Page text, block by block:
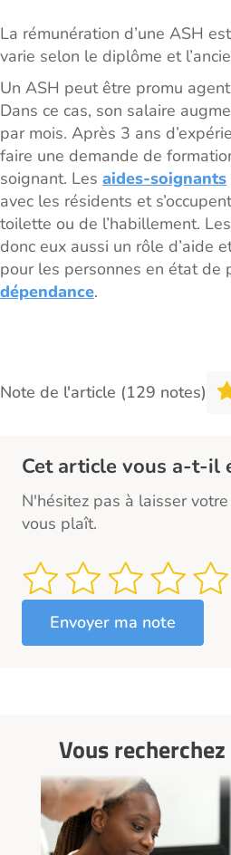
Vous
La rémunération d’une ASH
varie selon le diplôme et
Un ASH peut être promu
Dans ce cas, son salaire
par mois. Après 3 ans
faire une demande de
soignant. Les aides-soignants
avec les résidents et
toilette ou de l’habillement.
donc eux aussi un rôle d’aide
pour les personnes en état de
dépendance.
Note de l'article (129 notes)
Cet article vous a-t-il
N'hésitez pas à laisser
vous plaît.